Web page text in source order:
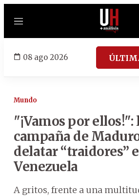
Menú
08 ago 2026
Mundo
"¡Vamos por ellos!":
campaña de
delatar “traidores”
Venezuela
A gritos, frente a una